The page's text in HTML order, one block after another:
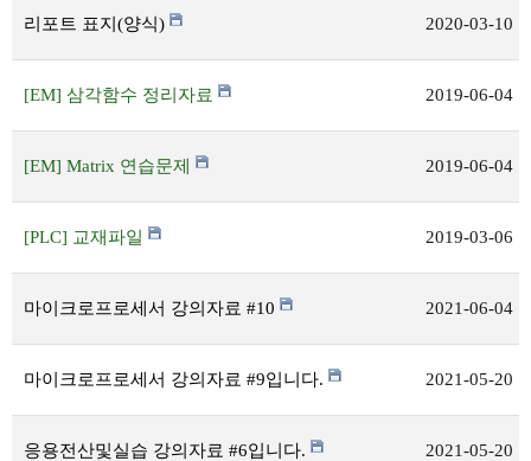
리포트 표지(양식) 2020-03-10
[EM] 삼각함수 정리자료 2019-06-04
[EM] Matrix 연습문제 2019-06-04
[PLC] 교재파일 2019-03-06
마이크로프로세서 강의자료 #10 2021-06-04
마이크로프로세서 강의자료 #9입니다. 2021-05-20
응용전산및실습 강의자료 #6입니다. 2021-05-20